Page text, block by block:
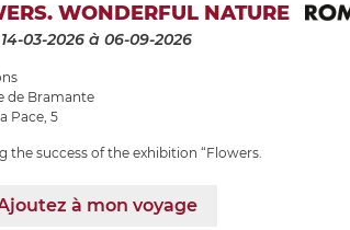
WONDERFUL NATURE
03-2026 à 06-09-2026
de Bramante
Pace, 5
the success of the exhibition “Flowers.
à mon voyage